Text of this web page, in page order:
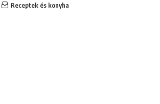
Receptek és konyha